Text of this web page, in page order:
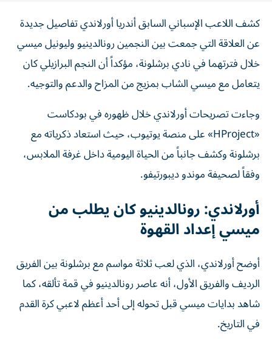
كشف اللاعب الإسباني السابق أندريا أورلاندي تفاصيل جديدة
عن العلاقة التي جمعت بين النجمين رونالدينيو وليونيل ميسي
خلال فترتهما في نادي برشلونة، مؤكداً أن النجم البرازيلي كان
يتعامل مع ميسي الشاب بمزيج من المزاح والدعم والتوجيه.
وجاءت تصريحات أورلاندي خلال ظهوره في بودكاست
«HProject» على منصة يوتيوب، حيث استعاد ذكرياته مع
برشلونة وكشف جانباً من الحياة اليومية داخل غرفة الملابس،
وفقاً لصحيفة موندو ديبورتيفو.
أورلاندي: رونالدينيو كان يطلب من
ميسي إعداد القهوة
أوضح أورلاندي، الذي لعب ثلاثة مواسم مع برشلونة بين الفريق
الرديف والفريق الأول، أنه عاصر رونالدينيو في قمة تألقه، كما
شاهد بدايات ميسي قبل تحوله إلى أحد أعظم لاعبي كرة القدم
في التاريخ.